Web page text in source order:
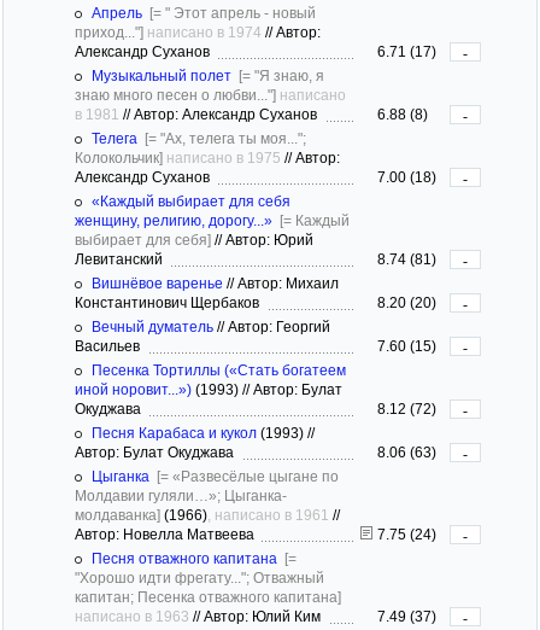
Апрель [= " Этот апрель - новый
приход..."] написано в 1974 //Автор:
Александр Суханов
6.71 (17)
-
Музыкальный полет [= "Я знаю, я
знаю много песен о любви..."] написано
в 1981 //Автор: Александр Суханов 6.88 (8)
-
Телега [= "Ах, телега ты моя...";
Колокольчик] написано в 1975 //Автор:
Александр Суханов
7.00 (18)
-
«Каждый выбирает для себя
женщину, религию, дорогу...» [= Каждый
выбирает для себя] //Автор: Юрий
Левитанский
8.74 (81)
-
Вишнёвое варенье //Автор: Михаил
Константинович Щербаков
8.20 (20)
-
Вечный думатель //Автор: Георгий
Васильев
7.60 (15)
-
Песенка Тортиллы («Стать богатеем
иной норовит...») (1993) //Автор: Булат
Окуджава
8.12 (72)
-
Песня Карабаса и кукол (1993) //
Автор: Булат Окуджава
8.06 (63)
-
Цыганка [= «Развесёлые цыгане по
Молдавии гуляли…»; Цыганка-
молдаванка] (1966) , написано в 1961 //
Автор: Новелла Матвеева
7.75 (24)
-
Песня отважного капитана [=
"Хорошо идти фрегату..."; Отважный
капитан; Песенка отважного капитана]
написано в 1963 //Автор: Юлий Ким 7.49 (37)
-